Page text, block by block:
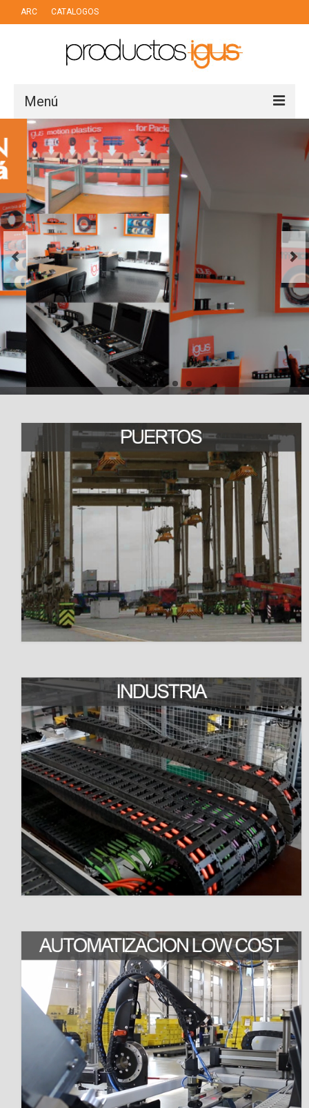
ARC CATALOGOS
Menú
LINEAS DE NEGOCIO
PUERTOS
INDUSTRIA
MOTION PLASTIC
CHAIN CABLES
DRY TECH
AUTOMATIZACION LOW COST
FAMILIAS DE PRODUCTOS
Cadenas Portacables
Cables para movimiento
Cojinete de Plástico
Iglidur
Guías Lineales
Perfil W
Raíles Telescópicos Nt
Automatización low cost
Rodamiento de Bola
B180
C160
F180
Material para mecanizado & impresion 3D
12 categorías más de producto
SOLUCIONES POR INDUSTRIA
Impresoras 3D
Automoción
Grúas
Máquina herramienta
Agricultura
Offshore
Todas las industrias
EVENTOS
CONTACTO